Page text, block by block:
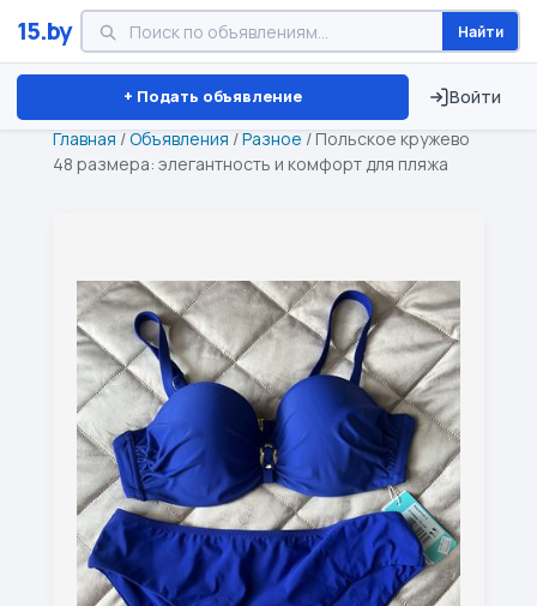
15.by Найти
+ Подать объявление Войти
Минск Витебск Брест ⏱ ТОЛЬКО 15 ДНЕЙ
Главная /Объявления /Разное / Польское кружево
48 размера: элегантность и комфорт для пляжа